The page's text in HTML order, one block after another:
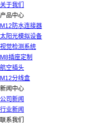
关于我们
产品中心
M12防水连接器
太阳光模拟设备
视觉检测系统
M8插座定制
航空插头
M12分线盒
新闻中心
公司新闻
行业新闻
联系我们